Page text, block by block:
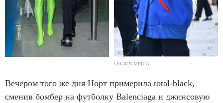
LEGION-MEDIA
Вечером того же дня Норт примерила total-black,
сменив бомбер на футболку Balenciaga и джинсовую